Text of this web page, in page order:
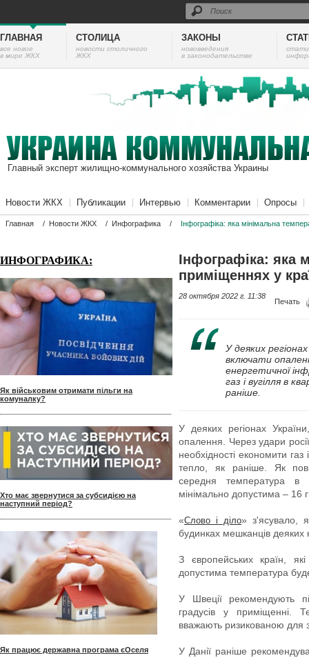
ГЛАВНАЯ
все новое
в мире ЖКХ
СТОЛИЦА
новости столичного
ЖКХ
ЗАКОНЫ
нововведения
в законодательстве
Главный эксперт жилищно-коммунального хозяйства Украины
Новости ЖКХ Публикации Интервью Комментарии Опросы
Главная / Новости ЖКХ / Инфографика / Інфографіка: яка мінімальна
ИНФОГРАФИКА:
Як військовим отримати пільги на
комуналку?
Хто має звернутися за субсидією на
наступний період?
Як працює державна програма єОселя
Інфографіка: яка
приміщеннях у
28 октября 2022 г. 11:38
Печать
У деяких
включати
енергетичної
газ і вугілля в
раніше.
У деяких регіонах
опалення. Через удари
необхідності економити газ
тепло, як раніше. Як
середня температура в
мінімально допустима – 16
«Слово і діло» з'ясувало,
будинках мешканців деяких
З європейських країн,
допустима температура
У Швеції рекомендують
градусів у приміщенні.
вважають ризикованою для
У Данії раніше